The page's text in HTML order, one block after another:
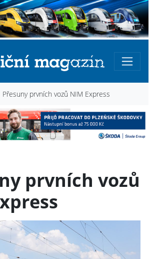
Přesuny prvních vozů NIM Express
prvních vozů